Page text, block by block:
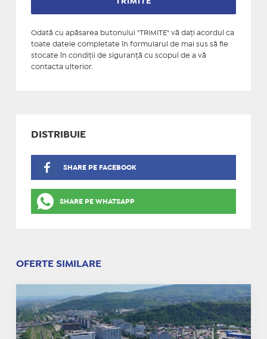
Odată cu apăsarea butonului "TRIMITE" vă daţi acordul ca
toate datele completate în formularul de mai sus să fie
stocate în condiţii de siguranţă cu scopul de a vă
contacta ulterior.
DISTRIBUIE
SHARE PE FACEBOOK
SHARE PE WHATSAPP
OFERTE SIMILARE